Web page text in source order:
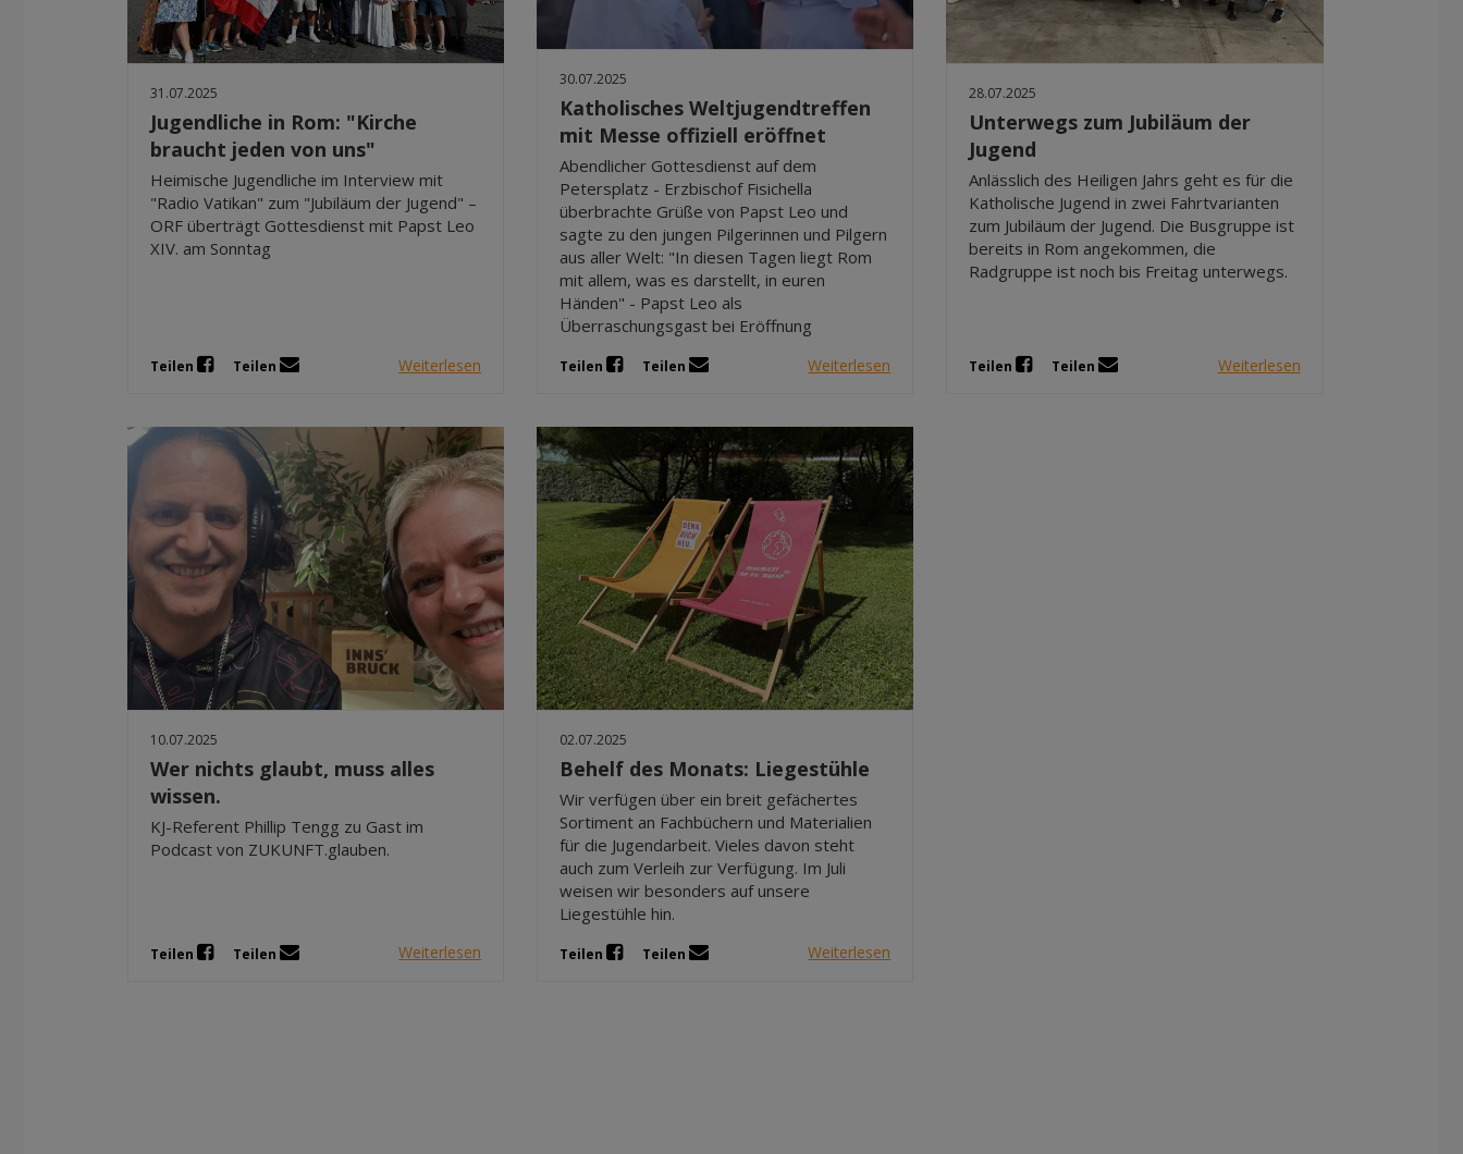
Dez 2025
Nov 2025
31.07.2025
Jugendliche in Rom: "Kirche
braucht jeden von uns"
Heimische Jugendliche im Interview mit
"Radio Vatikan" zum "Jubiläum der Jugend" –
ORF überträgt Gottesdienst mit Papst Leo
XIV. am Sonntag
Teilen Teilen Weiterlesen
30.07.2025
Katholisches Weltjugendtreffen
mit Messe offiziell eröffnet
Abendlicher Gottesdienst auf dem
Petersplatz - Erzbischof Fisichella
überbrachte Grüße von Papst Leo und
sagte zu den jungen Pilgerinnen und Pilgern
aus aller Welt: "In diesen Tagen liegt Rom
mit allem, was es darstellt, in euren
Händen" - Papst Leo als
Überraschungsgast bei Eröffnung
Teilen Teilen Weiterlesen
28.07.2025
Unterwegs zum Jubiläum der
Jugend
Anlässlich des Heiligen Jahrs geht es für die
Katholische Jugend in zwei Fahrtvarianten
zum Jubiläum der Jugend. Die Busgruppe ist
bereits in Rom angekommen, die
Radgruppe ist noch bis Freitag unterwegs.
Teilen Teilen Weiterlesen
10.07.2025
Wer nichts glaubt, muss alles
wissen.
KJ-Referent Phillip Tengg zu Gast im
Podcast von ZUKUNFT.glauben.
Teilen Teilen Weiterlesen
02.07.2025
Behelf des Monats: Liegestühle
Wir verfügen über ein breit gefächertes
Sortiment an Fachbüchern und Materialien
für die Jugendarbeit. Vieles davon steht
auch zum Verleih zur Verfügung. Im Juli
weisen wir besonders auf unsere
Liegestühle hin.
Teilen Teilen Weiterlesen